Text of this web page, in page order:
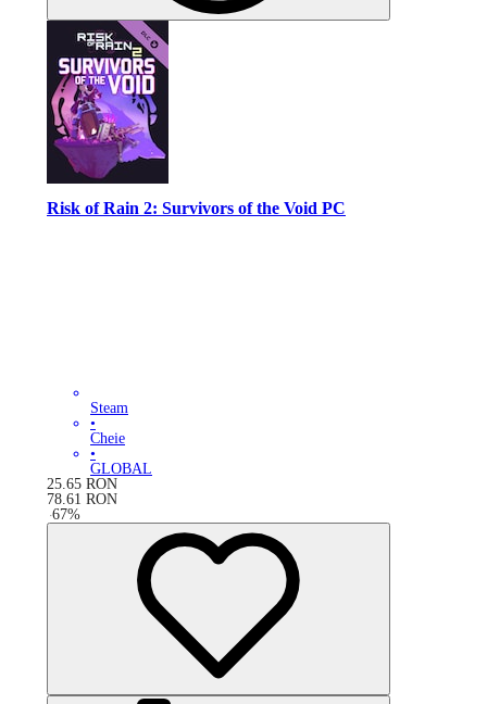
Risk of Rain 2: Survivors of the Void PC
Steam
•
Cheie
•
GLOBAL
25.65 RON
78.61 RON
-67%